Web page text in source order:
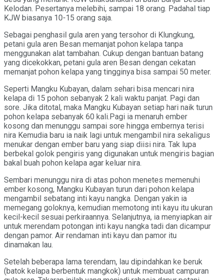
Kelodan. Pesertanya melebihi, sampai 18 orang. Padahal tiap
KJW biasanya 10-15 orang saja.
Sebagai penghasil gula aren yang tersohor di Klungkung,
petani gula aren Besan memanjat pohon kelapa tanpa
menggunakan alat tambahan. Cukup dengan bantuan batang
yang dicekokkan, petani gula aren Besan dengan cekatan
memanjat pohon kelapa yang tingginya bisa sampai 50 meter.
Seperti Mangku Kubayan, dalam sehari bisa mencari nira
kelapa di 15 pohon sebanyak 2 kali waktu panjat. Pagi dan
sore. Jika ditotal, maka Mangku Kubayan setiap hari naik turun
pohon kelapa sebanyak 60 kali.Pagi ia menaruh ember
kosong dan menunggu sampai sore hingga embernya terisi
nira Kemudia baru ia naik lagi untuk mengambil nira sekaligus
menukar dengan ember baru yang siap diisi nira. Tak lupa
berbekal golok pengiris yang digunakan untuk mengiris bagian
bakal buah pohon kelapa agar keluar nira.
Sembari menunggu nira di atas pohon menetes memenuhi
ember kosong, Mangku Kubayan turun dari pohon kelapa
mengambil sebatang inti kayu nangka. Dengan yakin ia
memegang goloknya, kemudian memotong inti kayu itu ukuran
kecil-kecil sesuai perkiraannya. Selanjutnya, ia menyiapkan air
untuk merendam potongan inti kayu nangka tadi dan dicampur
dengan pamor. Air rendaman inti kayu dan pamor itu
dinamakan lau.
Setelah beberapa lama terendam, lau dipindahkan ke beruk
(batok kelapa berbentuk mangkok) untuk membuat campuran